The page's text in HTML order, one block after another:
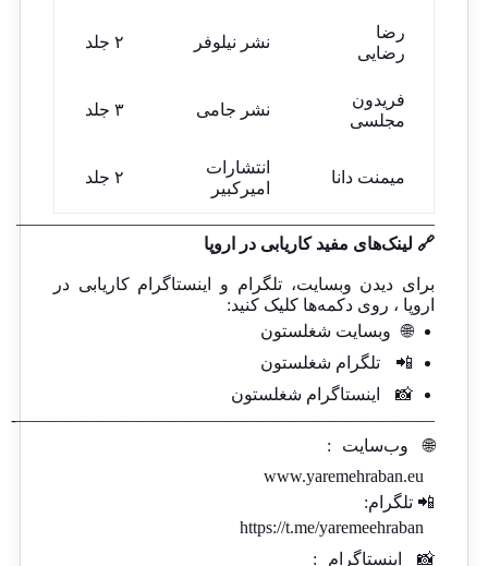
رضا
رضایی
نشر نیلوفر ۲ جلد
فریدون
مجلسی
نشر جامی ۳ جلد
میمنت دانا
انتشارات
امیرکبیر
۲ جلد
————————————————————————
🔗 لینک‌های مفید کاریابی در اروپا
برای دیدن وبسایت، تلگرام و اینستاگرام کاریابی در
اروپا ، روی دکمه‌ها کلیک کنید:
🌐
وبسایت شغلستون
📲
تلگرام شغلستون
📸
اینستاگرام شغلستون
————————————————————————-
🌐
وب‌سایت
:
www.yaremehraban.eu
📲 تلگرام:
https://t.me/yaremeehraban
📸
اینستاگرام
: